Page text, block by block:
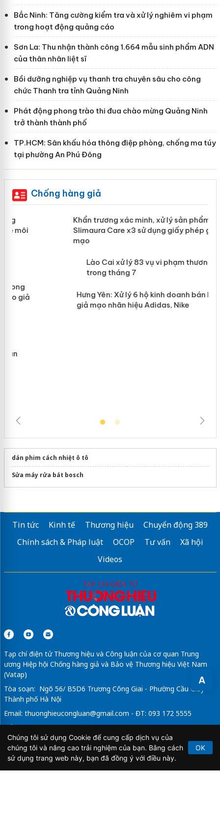
A
Bắc Ninh: Tăng cường kiểm tra và xử lý nghiêm vi phạm
trong hoạt động quảng cáo
Sơn La: Thu nhận thành công 1.664 mẫu sinh phẩm ADN
của thân nhân liệt sĩ
Bồi dưỡng nghiệp vụ thanh tra chuyên sâu cho công
chức Thanh tra tỉnh Quảng Ninh
Phát động phong trào thi đua chào mừng Quảng Ninh
trở thành thành phố
TP.HCM: Sân khấu hóa thông điệp phòng, chống ma túy
tại phường An Phú Đông
Chống hàng giả
Khẩn trương xác minh, xử lý sản phẩm
Slimaura Care x3 sử dụng giấy phép
giả mạo
mại trong tháng 7
dán phim cách nhiệt ô tô
Sửa máy rửa bát bosch
Tin tức Kinh tế Thương hiệu
Chuyển động 389
Chính sách & Pháp luật
OCOP Tư vấn
Xã hội
Videos
Tạp chí điện tử Thương hiệu và Công luận của cơ quan Trung
ương Hiệp hội Chống hàng giả và Bảo vệ Thương hiệu Việt Nam
(Vatap)
Tòa soạn: Ngõ 56/ B5D6 Trương Công Giai - Phường Cầu Giấy -
Thành phố Hà Nội
Email: thuonghieucongluan@gmail.com - ĐT: 093 172 5555
Tổng Biên Tập: Vũ Đức Thuận
Giấy phép hoạt động báo chí điện tử số 64/GP-BTTTT do Bộ
Thông tin và Truyền thông cấp ngày 21/2/2020.
Chúng tôi sử dụng Cookie để cung cấp dịch vụ của
chúng tôi và nâng cao trải nghiệm của bạn. Bằng cách
sử dụng trang web này, bạn đã đồng ý với điều này.
OK